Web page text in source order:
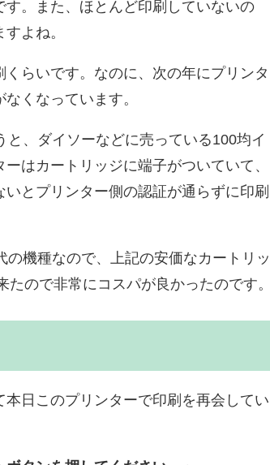
。また、ほとんど印刷していないの
よね。
らいです。なのに、次の年にプリンタ
くなっています。
、ダイソーなどに売っている100均イ
はカートリッジに端子がついていて、
とプリンター側の認証が通らずに印刷
機種なので、上記の安価なカートリッ
ので非常にコスパが良かったのです。
日このプリンターで印刷を再会してい